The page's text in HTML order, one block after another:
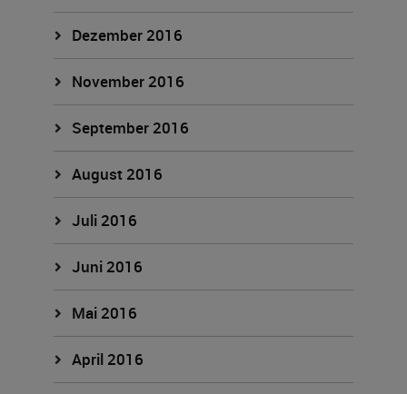
Dezember 2016
November 2016
September 2016
August 2016
Juli 2016
Juni 2016
Mai 2016
April 2016